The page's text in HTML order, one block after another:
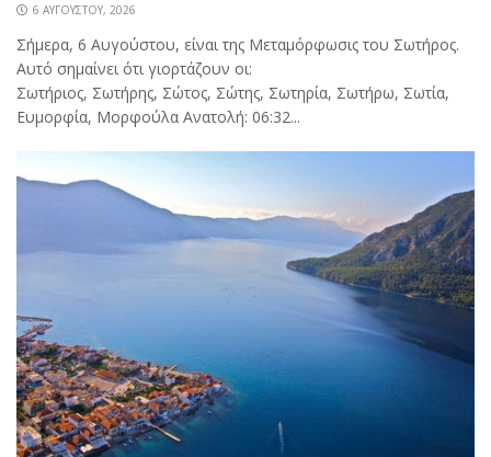
6 ΑΥΓΟΎΣΤΟΥ, 2026
Σήμερα, 6 Αυγούστου, είναι της Μεταμόρφωσις του Σωτήρος.
Αυτό σημαίνει ότι γιορτάζουν οι:
Σωτήριος, Σωτήρης, Σώτος, Σώτης, Σωτηρία, Σωτήρω, Σωτία,
Ευμορφία, Μορφούλα Ανατολή: 06:32...